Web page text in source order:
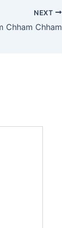
NEXT
Chham Chham